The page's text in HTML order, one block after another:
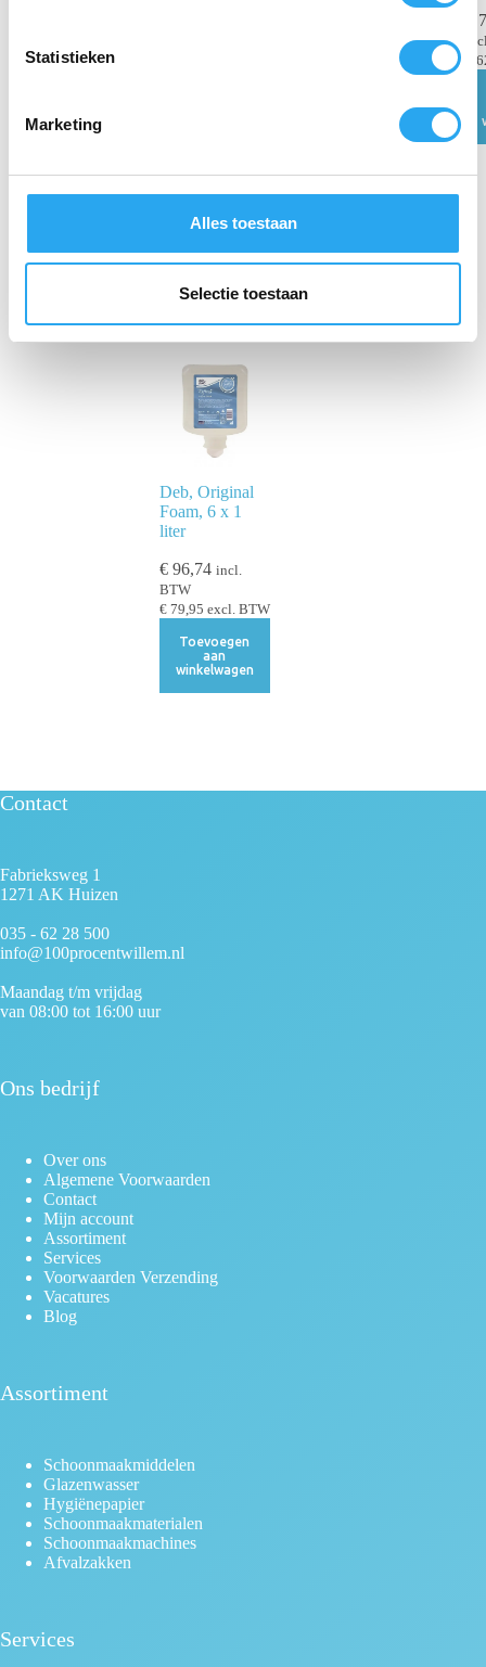
t
Statistieken
Marketing
Alles toestaan
Selectie toestaan
Deb, Original
Foam, 6 x 1
liter
€96,74 incl.
BTW
€79,95 excl. BTW
Toevoegen
aan
winkelwagen
Contact
Fabrieksweg 1
1271 AK Huizen
035 - 62 28 500
info@100procentwillem.nl
Maandag t/m vrijdag
van 08:00 tot 16:00 uur
Ons bedrijf
Over ons
Algemene Voorwaarden
Contact
Mijn account
Assortiment
Services
Voorwaarden Verzending
Vacatures
Blog
Assortiment
Schoonmaakmiddelen
Glazenwasser
Hygiënepapier
Schoonmaakmaterialen
Schoonmaakmachines
Afvalzakken
Services